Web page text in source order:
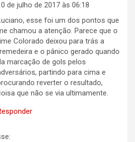
de julho de 2017 às 06:18
esse foi um dos pontos que
chamou a atenção. Parece que o
Colorado deixou para trás a
e o pânico gerado quando
marcação de gols pelos
partindo para cima e
reverter o resultado,
que não se via ultimamente.